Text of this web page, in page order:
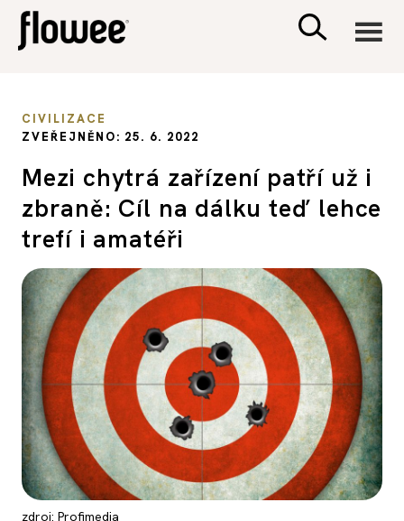
PSYCHOLOGIE
SEX A VZTAHY
PORADNA
CIVILIZACE
ZVEŘEJNĚNO: 25. 6. 2022
Mezi chytrá zařízení patří už i
zbraně: Cíl na dálku teď lehce
trefí i amatéři
zdroj: Profimedia